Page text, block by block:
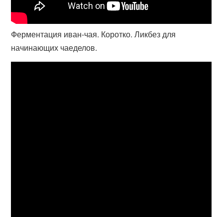
Ферментация иван-чая. Коротко. Ликбез для
начинающих чаеделов.